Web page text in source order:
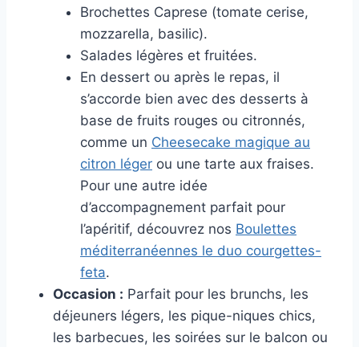
Brochettes Caprese (tomate cerise,
mozzarella, basilic).
Salades légères et fruitées.
En dessert ou après le repas, il
s’accorde bien avec des desserts à
base de fruits rouges ou citronnés,
comme un Cheesecake magique au
citron léger ou une tarte aux fraises.
Pour une autre idée
d’accompagnement parfait pour
l’apéritif, découvrez nos Boulettes
méditerranéennes le duo courgettes-
feta.
Occasion : Parfait pour les brunchs, les
déjeuners légers, les pique-niques chics,
les barbecues, les soirées sur le balcon ou